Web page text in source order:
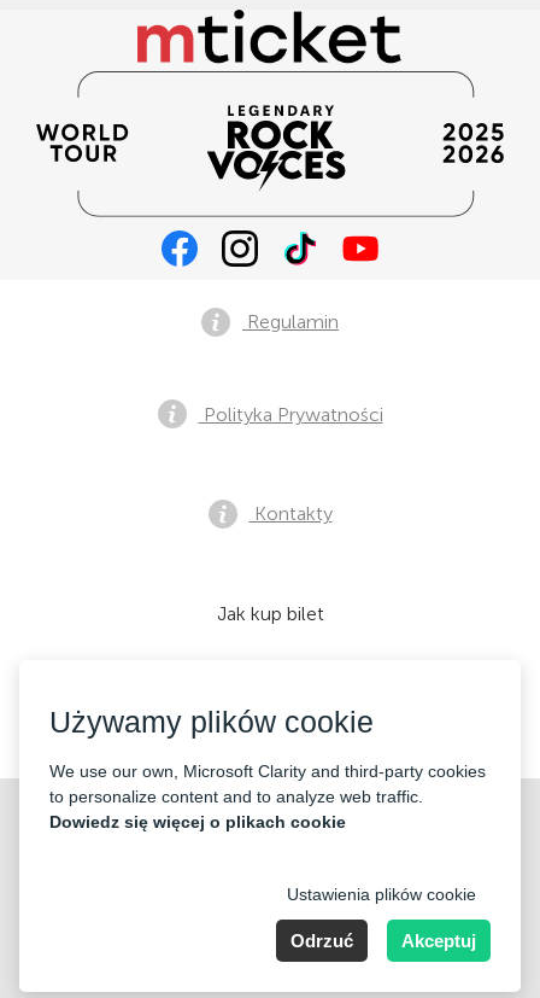
©2026 «Mticket Sp. z o.o.» Wszelkie prawa zastrzeżone
Regulamin
Polityka Prywatności
Kontakty
Jak kup bilet
Akceptujemy:
Używamy plików cookie
We use our own, Microsoft Clarity and third-party cookies
to personalize content and to analyze web traffic.
Dowiedz się więcej o plikach cookie
Ustawienia plików cookie
Odrzuć Akceptuj